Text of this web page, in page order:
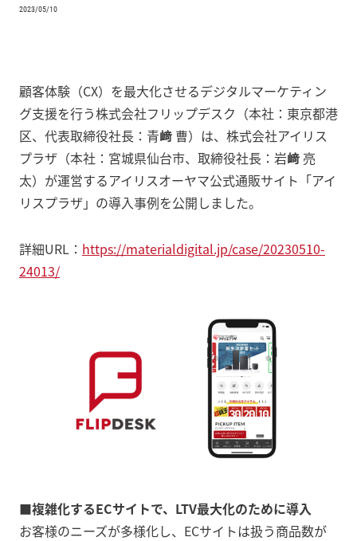
2023/05/10
顧客体験（CX）を最大化させるデジタルマーケティン
グ支援を行う株式会社フリップデスク（本社：東京都港
区、代表取締役社長：青﨑 曹）は、株式会社アイリス
プラザ（本社：宮城県仙台市、取締役社長：岩﨑 亮
太）が運営するアイリスオーヤマ公式通販サイト「アイ
リスプラザ」の導入事例を公開しました。
詳細URL： https://materialdigital.jp/case/20230510-
24013/
■複雑化するECサイトで、LTV最大化のために導入
お客様のニーズが多様化し、ECサイトは扱う商品数が